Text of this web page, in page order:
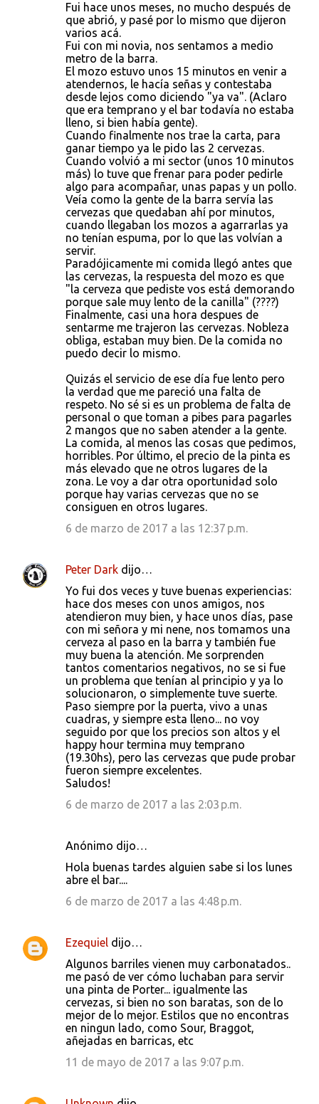
Fui hace unos meses, no mucho después de
que abrió, y pasé por lo mismo que dijeron
varios acá.
Fui con mi novia, nos sentamos a medio
metro de la barra.
El mozo estuvo unos 15 minutos en venir a
atendernos, le hacía señas y contestaba
desde lejos como diciendo "ya va". (Aclaro
que era temprano y el bar todavía no estaba
lleno, si bien había gente).
Cuando finalmente nos trae la carta, para
ganar tiempo ya le pido las 2 cervezas.
Cuando volvió a mi sector (unos 10 minutos
más) lo tuve que frenar para poder pedirle
algo para acompañar, unas papas y un pollo.
Veía como la gente de la barra servía las
cervezas que quedaban ahí por minutos,
cuando llegaban los mozos a agarrarlas ya
no tenían espuma, por lo que las volvían a
servir.
Paradójicamente mi comida llegó antes que
las cervezas, la respuesta del mozo es que
"la cerveza que pediste vos está demorando
porque sale muy lento de la canilla" (????)
Finalmente, casi una hora despues de
sentarme me trajeron las cervezas. Nobleza
obliga, estaban muy bien. De la comida no
puedo decir lo mismo.
Quizás el servicio de ese día fue lento pero
la verdad que me pareció una falta de
respeto. No sé si es un problema de falta de
personal o que toman a pibes para pagarles
2 mangos que no saben atender a la gente.
La comida, al menos las cosas que pedimos,
horribles. Por último, el precio de la pinta es
más elevado que ne otros lugares de la
zona. Le voy a dar otra oportunidad solo
porque hay varias cervezas que no se
consiguen en otros lugares.
6 de marzo de 2017 a las 12:37 p.m.
Peter Dark dijo…
Yo fui dos veces y tuve buenas experiencias:
hace dos meses con unos amigos, nos
atendieron muy bien, y hace unos días, pase
con mi señora y mi nene, nos tomamos una
cerveza al paso en la barra y también fue
muy buena la atención. Me sorprenden
tantos comentarios negativos, no se si fue
un problema que tenían al principio y ya lo
solucionaron, o simplemente tuve suerte.
Paso siempre por la puerta, vivo a unas
cuadras, y siempre esta lleno... no voy
seguido por que los precios son altos y el
happy hour termina muy temprano
(19.30hs), pero las cervezas que pude probar
fueron siempre excelentes.
Saludos!
6 de marzo de 2017 a las 2:03 p.m.
Anónimo dijo…
Hola buenas tardes alguien sabe si los lunes
abre el bar....
6 de marzo de 2017 a las 4:48 p.m.
Ezequiel dijo…
Algunos barriles vienen muy carbonatados..
me pasó de ver cómo luchaban para servir
una pinta de Porter... igualmente las
cervezas, si bien no son baratas, son de lo
mejor de lo mejor. Estilos que no encontras
en ningun lado, como Sour, Braggot,
añejadas en barricas, etc
11 de mayo de 2017 a las 9:07 p.m.